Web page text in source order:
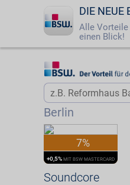
DIE NEUE
Alle Vorteile
einen Blick!
Startseite
Login
☎ 0800 - 279 25 82
Berlin
Startseite
Soundcore
7%
+0,5% MIT BSW MASTERCARD
Soundcore